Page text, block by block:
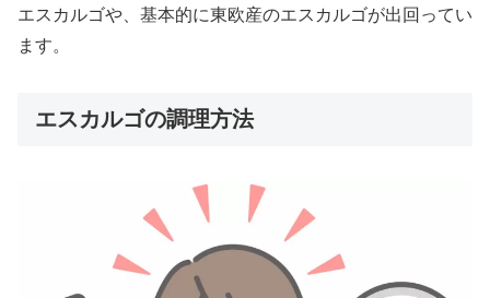
エスカルゴや、基本的に東欧産のエスカルゴが出回ってい
ます。
エスカルゴの調理方法